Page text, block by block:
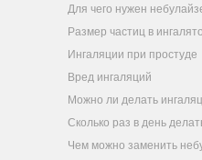
Для чего нужен
Размер частиц в
Ингаляции при простуде
Вред ингаляций
Можно ли делать
Сколько раз в день
Чем можно заменить